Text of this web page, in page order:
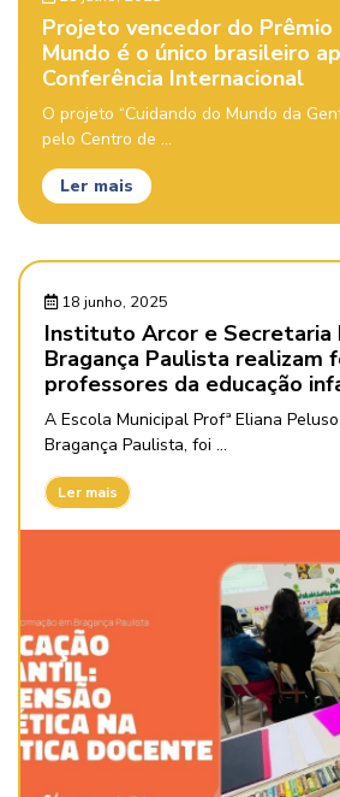
Projeto vencedor do Prêmio
Mundo é o único brasileiro
Conferência Internacional
O projeto “Cuidando do Mundo da
pelo Centro de ...
Ler mais
18 junho, 2025
Instituto Arcor e Secretaria
Bragança Paulista realizam
professores da educação
A Escola Municipal Profª Eliana
Bragança Paulista, foi ...
Ler mais